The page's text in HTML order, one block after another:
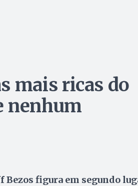
mais ricas do
nenhum
Bezos figura em segundo